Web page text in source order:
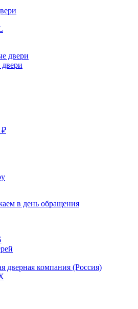
двери
₽
в день обращения